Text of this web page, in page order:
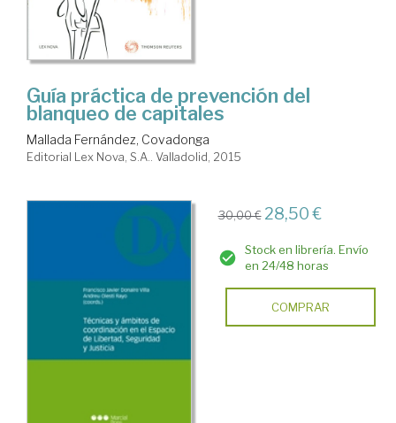
Guía práctica de prevención del
blanqueo de capitales
Mallada Fernández, Covadonga
Editorial Lex Nova, S.A.. Valladolid, 2015
30,00 € 28,50 €
Stock en librería. Envío
en 24/48 horas
COMPRAR